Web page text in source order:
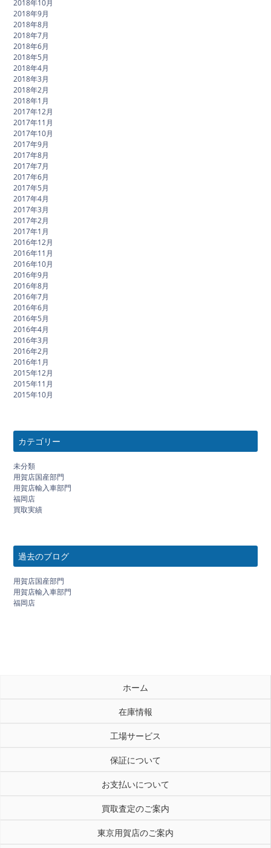
2018年10月
2018年9月
2018年8月
2018年7月
2018年6月
2018年5月
2018年4月
2018年3月
2018年2月
2018年1月
2017年12月
2017年11月
2017年10月
2017年9月
2017年8月
2017年7月
2017年6月
2017年5月
2017年4月
2017年3月
2017年2月
2017年1月
2016年12月
2016年11月
2016年10月
2016年9月
2016年8月
2016年7月
2016年6月
2016年5月
2016年4月
2016年3月
2016年2月
2016年1月
2015年12月
2015年11月
2015年10月
カテゴリー
未分類
用賀店国産部門
用賀店輸入車部門
福岡店
買取実績
過去のブログ
用賀店国産部門
用賀店輸入車部門
福岡店
ホーム
在庫情報
工場サービス
保証について
お支払いについて
買取査定のご案内
東京用賀店のご案内